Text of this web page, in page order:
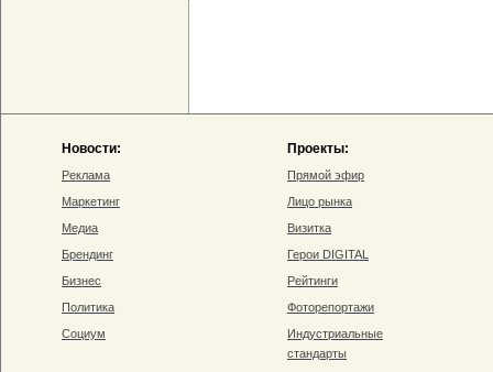
Новости:
Реклама
Маркетинг
Медиа
Брендинг
Бизнес
Политика
Социум
Проекты:
Прямой эфир
Лицо рынка
Визитка
Герои DIGITAL
Рейтинги
Фоторепортажи
Индустриальные
стандарты